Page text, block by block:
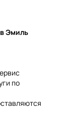
Эмиль
по